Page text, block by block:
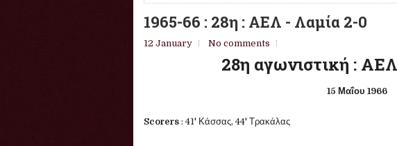
1965-66 : 28η : ΑΕΛ - Λαμία 2-0
12 January No comments
28η αγωνιστική :
15 Μαΐου 1966
Scorers : 41' Κάσσας, 44' Τρακάλας